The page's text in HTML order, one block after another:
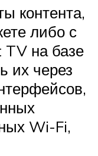
контента,
либо с
TV на базе
их через
Wi-Fi,